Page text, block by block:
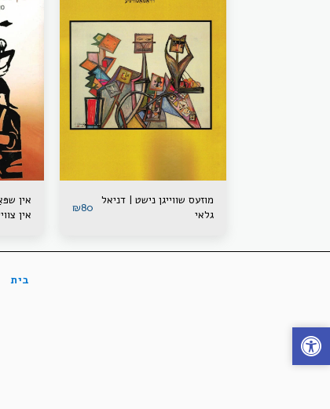
מוזעס שווייגן נישט | דניאל
גלאי
₪80
אין
אין
בית